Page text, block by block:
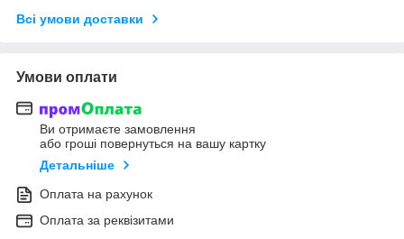
Всі умови доставки
Умови оплати
Ви отримаєте замовлення
або гроші повернуться на вашу картку
Детальніше
Оплата на рахунок
Оплата за реквізитами